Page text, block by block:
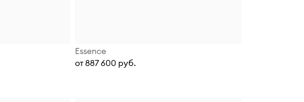
Essence
от 887 600 руб.